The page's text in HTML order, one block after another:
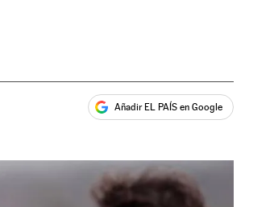
Añadir EL PAÍS en Google